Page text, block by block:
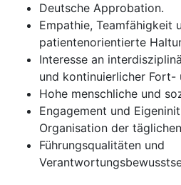
Deutsche Approbation.
Empathie, Teamfähigkeit
patientenorientierte
Interesse an
und kontinuierlicher Fort-
Hohe menschliche und
Engagement und
Organisation der
Führungsqualitäten und